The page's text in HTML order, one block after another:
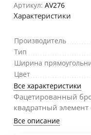
Артикул: AV276
Характеристики
Производитель
Тип
Ширина
Цвет
Все характеристики
Фацетированный
квадратный
Все описание